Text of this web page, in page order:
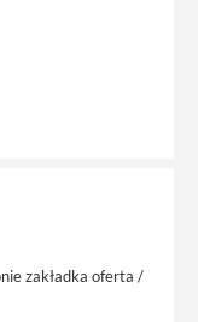
zakładka oferta /